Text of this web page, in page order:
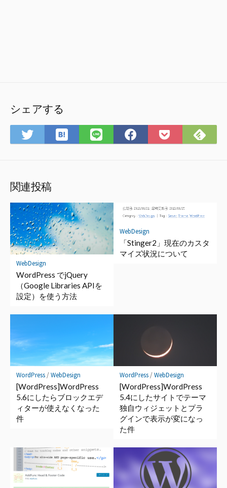
シェアする
Twitter
で
ア
は
て
マ
ー
ク
に
保
LINE
で
Facebook
で
Pocket
に
で
関連投稿
WebDesign
WordPress でjQuery
（Google Libraries APIを
設定）を使う方法
WebDesign
「Stinger2」現在のカスタ
マイズ状況について
WordPress/WebDesign
[WordPress]WordPress
5.6にしたらブロックエデ
ィターが使えなくなった
件
WordPress/WebDesign
[WordPress]WordPress
5.4にしたサイトでテーマ
独自ウィジェットとプラ
グインで表示が変になっ
た件